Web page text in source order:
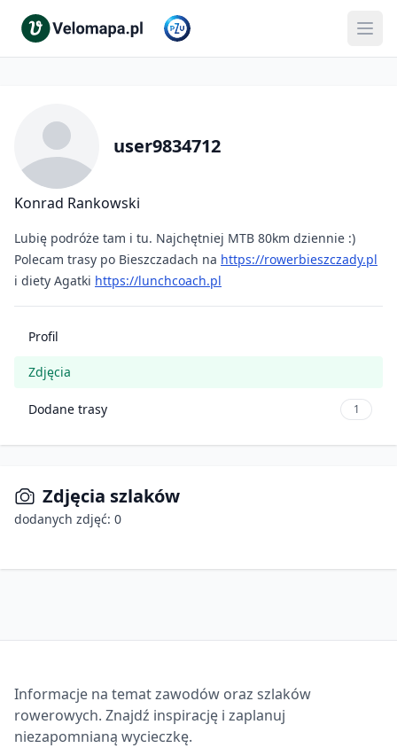
user9834712
Konrad Rankowski
Lubię podróże tam i tu. Najchętniej MTB 80km dziennie :)
Polecam trasy po Bieszczadach na https://rowerbieszczady.pl
i diety Agatki https://lunchcoach.pl
Profil
Zdjęcia
Dodane trasy 1
Zdjęcia szlaków
dodanych zdjęć: 0
Informacje na temat zawodów oraz szlaków
rowerowych. Znajdź inspirację i zaplanuj
niezapomnianą wycieczkę.